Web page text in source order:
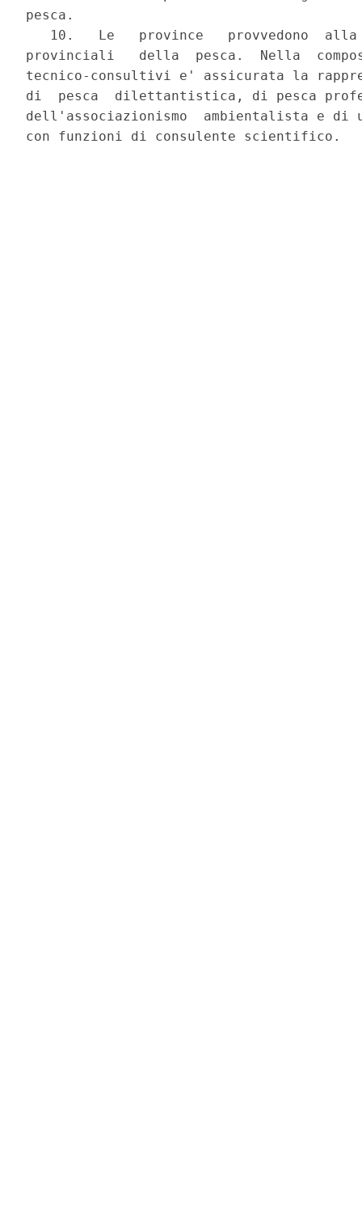
pesca.
10.   Le   province   provvedono
provinciali   della  pesca.  Nella
tecnico-consultivi e' assicurata la
di  pesca  dilettantistica, di pesca
dell'associazionismo  ambientalista e